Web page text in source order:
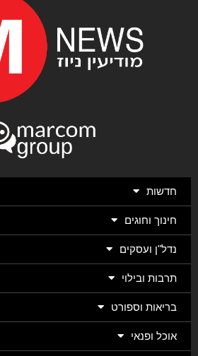
חדשות
חינוך וחוגים
נדל"ן ועסקים
תרבות ובילוי
בריאות וספורט
אוכל ופנאי